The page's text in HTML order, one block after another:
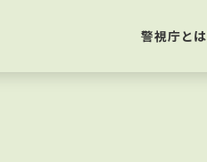
警視庁とは